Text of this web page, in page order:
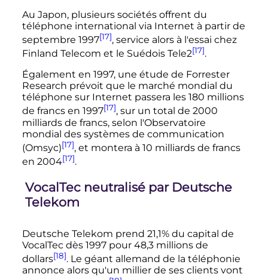
Au Japon, plusieurs sociétés offrent du
téléphone international via Internet à partir de
septembre 1997[17], service alors à l'essai chez
Finland Telecom et le Suédois Tele2[17].
Également en 1997, une étude de Forrester
Research prévoit que le marché mondial du
téléphone sur Internet passera les 180 millions
de francs en 1997[17], sur un total de 2000
milliards de francs, selon l'Observatoire
mondial des systèmes de communication
(Omsyc)[17], et montera à 10 milliards de francs
en 2004[17].
VocalTec neutralisé par Deutsche
Telekom
Deutsche Telekom prend 21,1% du capital de
VocalTec dès 1997 pour 48,3 millionsde
dollars[18]. Le géant allemand de la téléphonie
annonce alors qu'un millier de ses clients vont